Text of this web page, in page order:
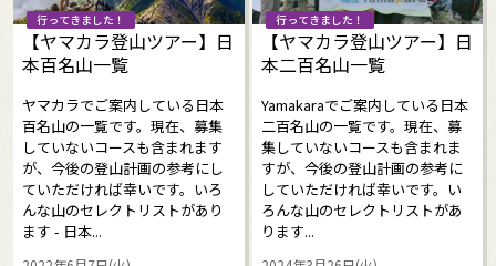
行ってきました！
【ヤマカラ登山ツアー】日
本百名山一覧
ヤマカラでご案内している日本
百名山の一覧です。現在、募集
していないコースも含まれます
が、今後の登山計画の参考にし
ていただければ幸いです。いろ
んな山のセレクトリストがあり
ます - 日本...
行ってきました！
【ヤマカラ登山ツアー】日
本二百名山一覧
Yamakaraでご案内している日本
二百名山の一覧です。現在、募
集していないコースも含まれま
すが、今後の登山計画の参考に
していただければ幸いです。い
ろんな山のセレクトリストがあ
ります...